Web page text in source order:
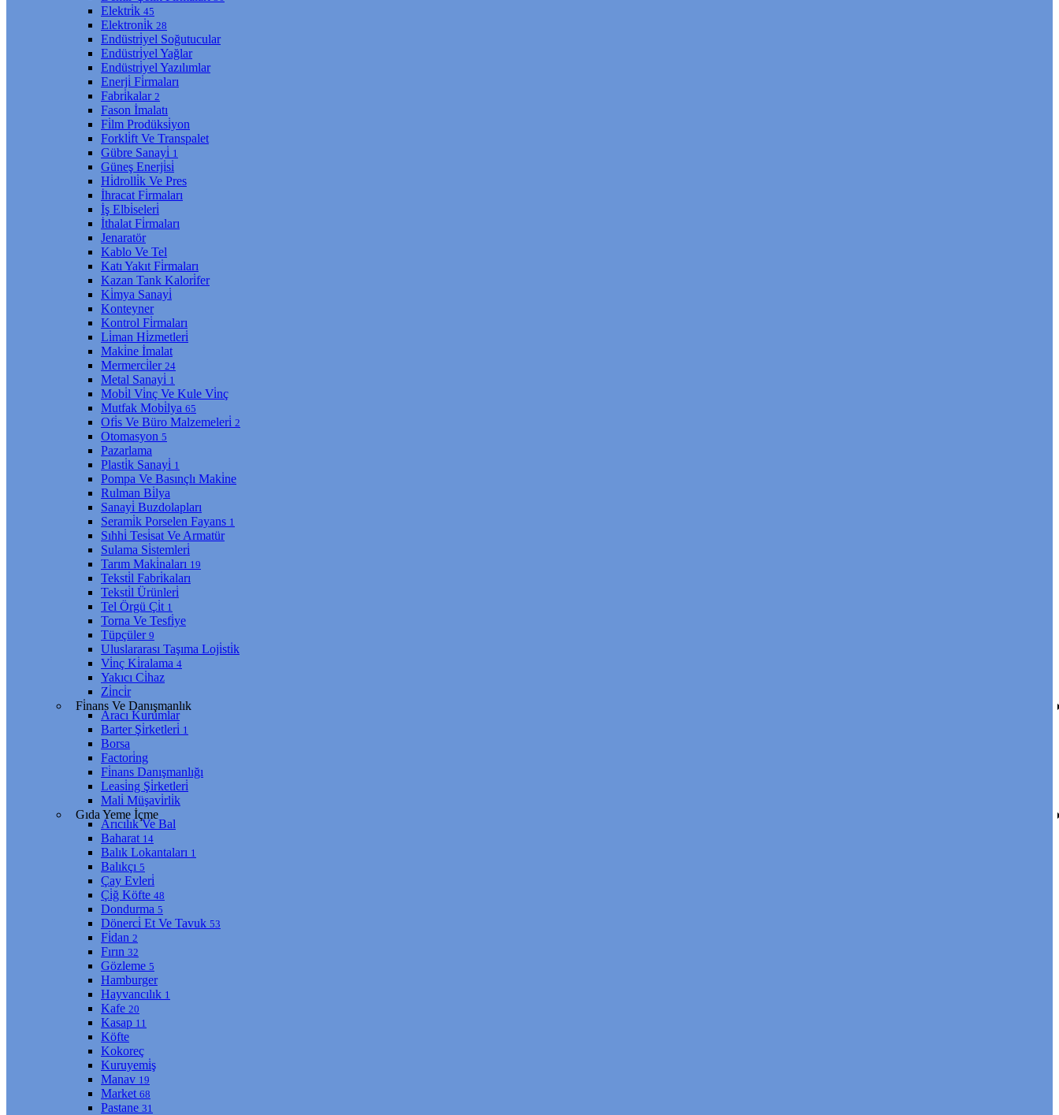
Elektri̇k 45
Elektroni̇k 28
Endüstri̇yel Soğutucular
Endüstri̇yel Yağlar
Endüstri̇yel Yazılımlar
Enerji̇ Fi̇rmaları
Fabri̇kalar 2
Fason İmalatı
Fi̇lm Prodüksi̇yon
Forkli̇ft Ve Transpalet
Gübre Sanayi̇ 1
Güneş Enerji̇si̇
Hi̇drolli̇k Ve Pres
İhracat Fi̇rmaları
İş Elbi̇seleri̇
İthalat Fi̇rmaları
Jenaratör
Kablo Ve Tel
Katı Yakıt Fi̇rmaları
Kazan Tank Kalori̇fer
Ki̇mya Sanayi̇
Konteyner
Kontrol Fi̇rmaları
Li̇man Hi̇zmetleri̇
Maki̇ne İmalat
Mermerci̇ler 24
Metal Sanayi̇ 1
Mobi̇l Vi̇nç Ve Kule Vi̇nç
Mutfak Mobi̇lya 65
Ofi̇s Ve Büro Malzemeleri̇ 2
Otomasyon 5
Pazarlama
Plasti̇k Sanayi̇ 1
Pompa Ve Basınçlı Maki̇ne
Rulman Bi̇lya
Sanayi̇ Buzdolapları
Serami̇k Porselen Fayans 1
Sıhhi̇ Tesi̇sat Ve Armatür
Sulama Si̇stemleri̇
Tarım Maki̇naları 19
Teksti̇l Fabri̇kaları
Teksti̇l Ürünleri̇
Tel Örgü Çi̇t 1
Torna Ve Tesfi̇ye
Tüpçüler 9
Uluslararası Taşıma Loji̇sti̇k
Vi̇nç Ki̇ralama 4
Yakıcı Ci̇haz
Zi̇nci̇r
Fi̇nans Ve Danışmanlık
Aracı Kurumlar
Barter Şi̇rketleri̇ 1
Borsa
Factori̇ng
Fi̇nans Danışmanlığı
Leasi̇ng Şi̇rketleri̇
Mali̇ Müşavi̇rli̇k
Gıda Yeme İçme
Arıcılık Ve Bal
Baharat 14
Balık Lokantaları 1
Balıkçı 5
Çay Evleri̇
Çi̇ğ Köfte 48
Dondurma 5
Dönerci̇ Et Ve Tavuk 53
Fi̇dan 2
Fırın 32
Gözleme 5
Hamburger
Hayvancılık 1
Kafe 20
Kasap 11
Köfte
Kokoreç
Kuruyemi̇ş
Manav 19
Market 68
Pastane 31